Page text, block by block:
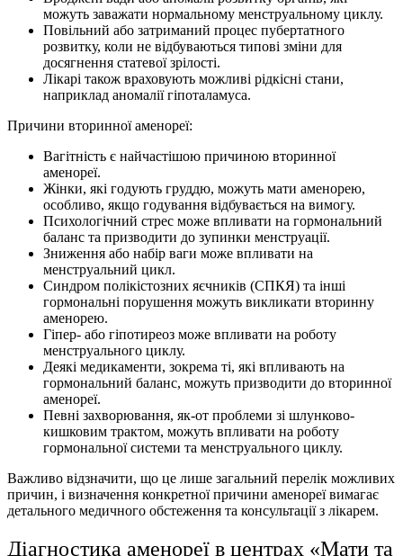
можуть заважати нормальному менструальному циклу.
Повільний або затриманий процес пубертатного
розвитку, коли не відбуваються типові зміни для
досягнення статевої зрілості.
Лікарі також враховують можливі рідкісні стани,
наприклад аномалії гіпоталамуса.
Причини вторинної аменореї:
Вагітність є найчастішою причиною вторинної
аменореї.
Жінки, які годують груддю, можуть мати аменорею,
особливо, якщо годування відбувається на вимогу.
Психологічний стрес може впливати на гормональний
баланс та призводити до зупинки менструації.
Зниження або набір ваги може впливати на
менструальний цикл.
Синдром полікістозних яєчників (СПКЯ) та інші
гормональні порушення можуть викликати вторинну
аменорею.
Гіпер- або гіпотиреоз може впливати на роботу
менструального циклу.
Деякі медикаменти, зокрема ті, які впливають на
гормональний баланс, можуть призводити до вторинної
аменореї.
Певні захворювання, як-от проблеми зі шлунково-
кишковим трактом, можуть впливати на роботу
гормональної системи та менструального циклу.
Важливо відзначити, що це лише загальний перелік можливих
причин, і визначення конкретної причини аменореї вимагає
детального медичного обстеження та консультації з лікарем.
Діагностика аменореї в центрах «Мати та